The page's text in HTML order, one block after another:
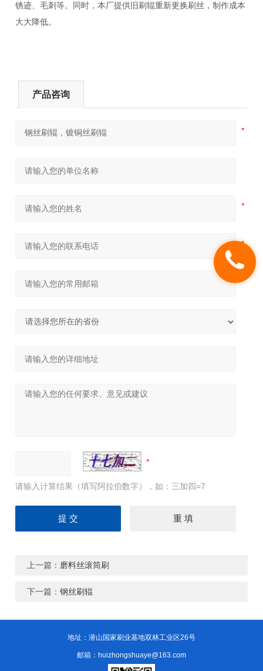
锈迹、毛刺等。同时，本厂提供旧刷辊重新更换刷丝，制作成本
大大降低。
产品咨询
请输入计算结果（填写阿拉伯数字），如：三加四=7
上一篇： 磨料丝滚筒刷
下一篇：钢丝刷辊
地址：潜山国家刷业基地双林工业区26号
邮箱：huizhongshuaye@163.com